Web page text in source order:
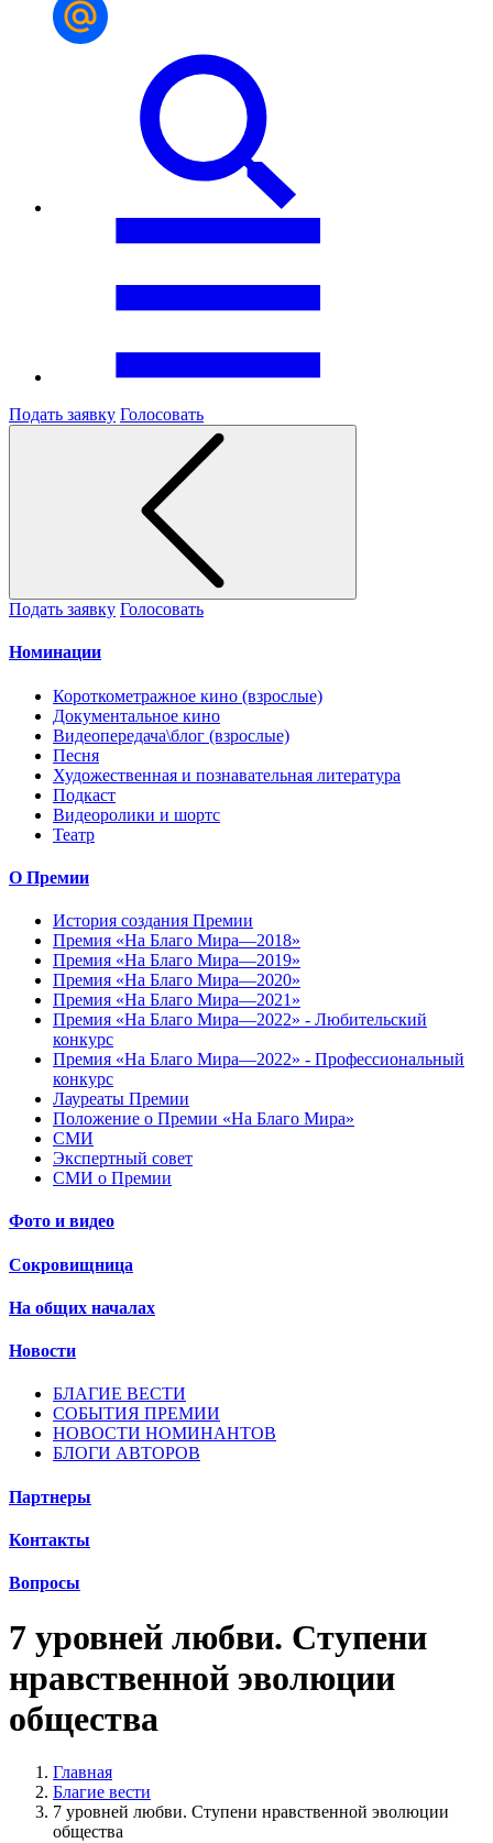
Подать заявку Голосовать
Подать заявку Голосовать
Номинации
Короткометражное кино (взрослые)
Документальное кино
Видеопередача\блог (взрослые)
Песня
Художественная и познавательная литература
Подкаст
Видеоролики и шортс
Театр
О Премии
История создания Премии
Премия «На Благо Мира—2018»
Премия «На Благо Мира—2019»
Премия «На Благо Мира—2020»
Премия «На Благо Мира—2021»
Премия «На Благо Мира—2022» - Любительский
конкурс
Премия «На Благо Мира—2022» - Профессиональный
конкурс
Лауреаты Премии
Положение о Премии «На Благо Мира»
СМИ
Экспертный совет
СМИ о Премии
Фото и видео
Сокровищница
На общих началах
Новости
БЛАГИЕ ВЕСТИ
СОБЫТИЯ ПРЕМИИ
НОВОСТИ НОМИНАНТОВ
БЛОГИ АВТОРОВ
Партнеры
Контакты
Вопросы
7 уровней любви. Ступени
нравственной эволюции
общества
Главная
Благие вести
7 уровней любви. Ступени нравственной эволюции
общества